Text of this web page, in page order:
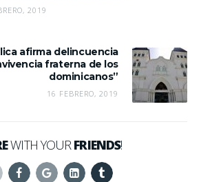
2019
afirma delincuencia
fraterna de los
dominicanos”
16 FEBRERO, 2019
WITH YOUR FRIENDS!